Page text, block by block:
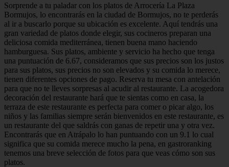
Sorprende a tu paladar con los platos de Arrocería La Plaza
Bormujos, lo encontrarás en la ciudad de Bormujos, no te perderás
al ir a buscarlo porque su ubicación es excelente. Aquí tendrás una
gran variedad de platos donde elegir, sus cocineros preparan una
deliciosa comida mediterránea, tienen buena mano haciendo
hamburguesa. Sus platos, ambiente y servicio ha hecho que tenga
una puntuación de 6.67, consideramos que sus precios son los justos
para sus platos, sus precios no son elevados y su comida lo merece,
tienen diferentes opciones de pago. Reserva tu mesa con antelación
para que no te lleves sorpresas al acudir al restaurante. La acogedora
decoración del restaurante hará que te sientas como en casa, la
terraza de este restaurante es perfecta para comer o picar algo, los
niños y las familias siempre serán bienvenidos en este restaurante, es
un restaurante del que saldrás con ganas de repetir una y otra vez.
Encontrarás que en Atrápalo lo han puntuando con un 9.1 lo cual
significa que su comida merece mucho la pena, en gastroranking
tenemos una breve selección de fotos para que veas cómo son sus
platos.